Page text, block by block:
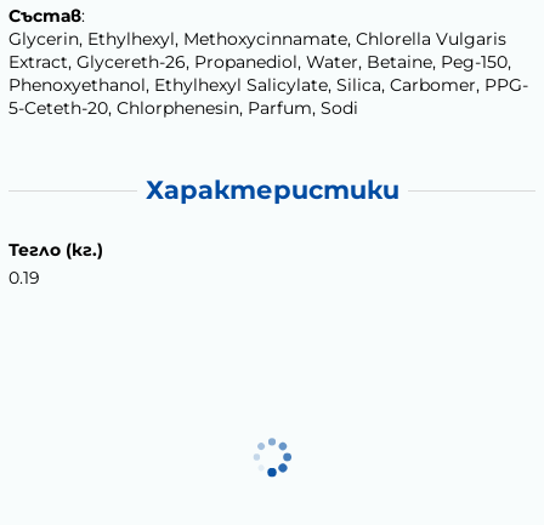
Състав:
Glycerin, Ethylhexyl, Methoxycinnamate, Chlorella Vulgaris
Extract, Glycereth-26, Propanediol, Water, Betaine, Peg-150,
Phenoxyethanol, Ethylhexyl Salicylate, Silica, Carbomer, PPG-
5-Ceteth-20, Chlorphenesin, Parfum, Sodi
Характеристики
Тегло (кг.)
0.19